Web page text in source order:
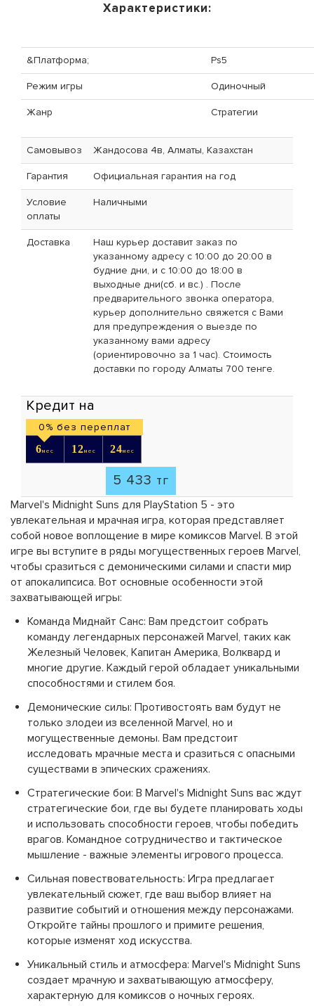
Характеристики:
&Платформа; Ps5
Режим игры Одиночный
Жанр Стратегии
Самовывоз Жандосова 4в, Алматы, Казахстан
Гарантия Официальная гарантия на год
Условие
оплаты
Наличными
Доставка
Наш курьер доставит заказ по
указанному адресу с 10:00 до 20:00 в
будние дни, и с 10:00 до 18:00 в
выходные дни(сб. и вс.) . После
предварительного звонка оператора,
курьер дополнительно свяжется с Вами
для предупреждения о выезде по
указанному вами адресу
(ориентировочно за 1 час). Стоимость
доставки по городу Алматы 700 тенге.
Кредит на
0% без переплат
6мес 12мес 24мес
5 433 тг
Marvel's Midnight Suns для PlayStation 5 - это
увлекательная и мрачная игра, которая представляет
собой новое воплощение в мире комиксов Marvel. В этой
игре вы вступите в ряды могущественных героев Marvel,
чтобы сразиться с демоническими силами и спасти мир
от апокалипсиса. Вот основные особенности этой
захватывающей игры:
Команда Миднайт Санс: Вам предстоит собрать
команду легендарных персонажей Marvel, таких как
Железный Человек, Капитан Америка, Волквард и
многие другие. Каждый герой обладает уникальными
способностями и стилем боя.
Демонические силы: Противостоять вам будут не
только злодеи из вселенной Marvel, но и
могущественные демоны. Вам предстоит
исследовать мрачные места и сразиться с опасными
существами в эпических сражениях.
Стратегические бои: В Marvel's Midnight Suns вас ждут
стратегические бои, где вы будете планировать ходы
и использовать способности героев, чтобы победить
врагов. Командное сотрудничество и тактическое
мышление - важные элементы игрового процесса.
Сильная повествовательность: Игра предлагает
увлекательный сюжет, где ваш выбор влияет на
развитие событий и отношения между персонажами.
Откройте тайны прошлого и примите решения,
которые изменят ход искусства.
Уникальный стиль и атмосфера: Marvel's Midnight Suns
создает мрачную и захватывающую атмосферу,
характерную для комиксов о ночных героях.